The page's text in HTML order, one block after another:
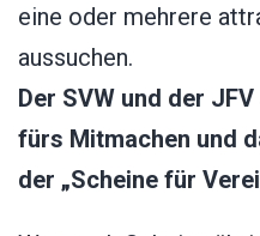
eine oder mehrere
aussuchen.
Der SVW und der
fürs Mitmachen und
der „Scheine für